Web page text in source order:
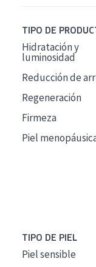
TIPO DE
Hidratación y
luminosidad
Reducción de
Regeneración
Firmeza
Piel
TIPO DE PIEL
Piel sensible